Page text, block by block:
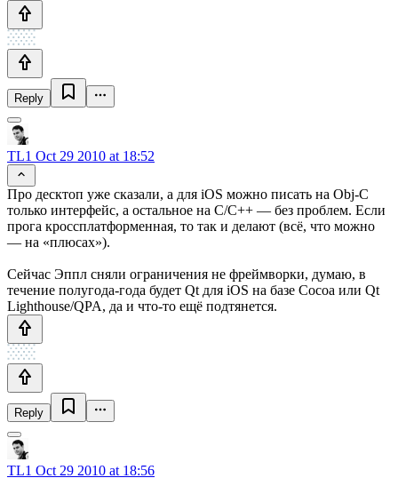
Reply
TL1 Oct 29 2010 at 18:52
Про десктоп уже сказали, а для iOS можно писать на Obj-C
только интерфейс, а остальное на C/C++ — без проблем. Если
прога кроссплатформенная, то так и делают (всё, что можно
— на «плюсах»).
Сейчас Эппл сняли ограничения не фреймворки, думаю, в
течение полугода-года будет Qt для iOS на базе Cocoa или Qt
Lighthouse/QPA, да и что-то ещё подтянется.
Reply
TL1 Oct 29 2010 at 18:56